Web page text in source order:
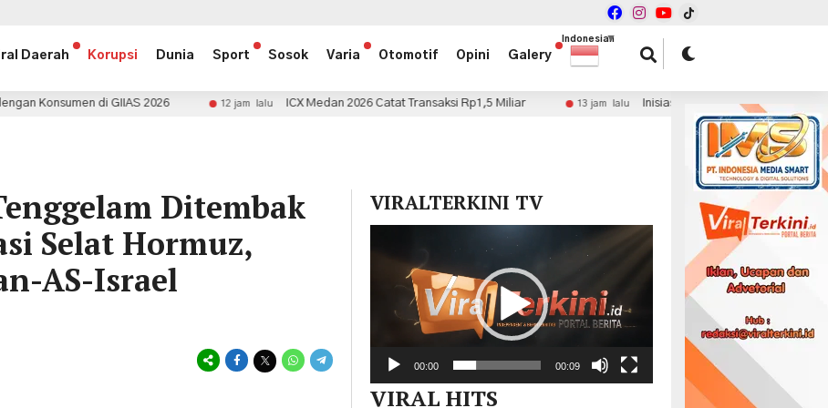
Daerah Korupsi Dunia Sport Sosok Varia Otomotif Opini Galery
Indonesian
▼
2026 12 jam lalu ICX Medan 2026 Catat Transaksi Rp1,5 Miliar 13 jam lalu Inisiasi Kolaborasi Fiskal, dr. Haryadi Ahmad Minta
Ditembak
Selat Hormuz,
AS-Israel
VIRALTERKINI TV
00:00 00:09
VIRAL HITS